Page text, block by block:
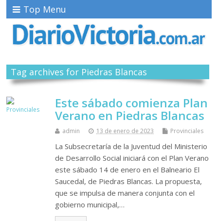
Top Menu
Tag archives for Piedras Blancas
Este sábado comienza Plan
Verano en Piedras Blancas
admin 13 de enero de 2023 Provinciales
La Subsecretaría de la Juventud del Ministerio
de Desarrollo Social iniciará con el Plan Verano
este sábado 14 de enero en el Balneario El
Saucedal, de Piedras Blancas. La propuesta,
que se impulsa de manera conjunta con el
gobierno municipal,…